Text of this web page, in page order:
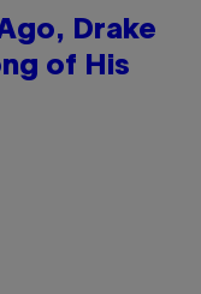
Drake
of His